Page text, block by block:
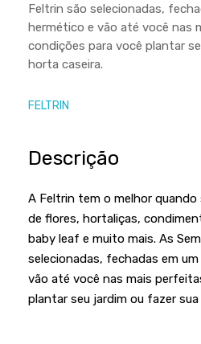
Serra
Serra
Serra
Produtos a
Feltrin são selecionadas,
hermético e vão até você nas
condições para você plantar
horta caseira.
FELTRIN
Descrição
A Feltrin tem o melhor
de flores, hortaliças,
baby leaf e muito mais. As
selecionadas, fechadas em
vão até você nas mais
plantar seu jardim ou fazer